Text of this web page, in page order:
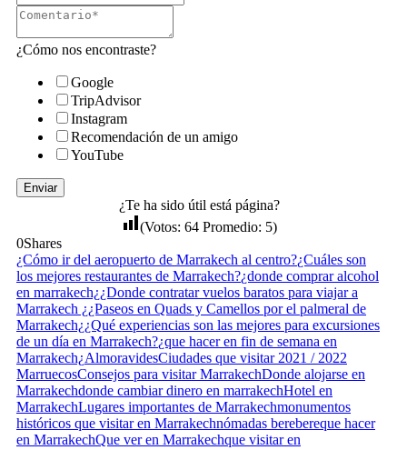
¿Cómo nos encontraste?
Google
TripAdvisor
Instagram
Recomendación de un amigo
YouTube
Enviar
¿Te ha sido útil está página?
(Votos: 64Promedio: 5)
0Shares
¿Cómo ir del aeropuerto de Marrakech al centro?¿Cuáles son
los mejores restaurantes de Marrakech?¿donde comprar alcohol
en marrakech¿¿Donde contratar vuelos baratos para viajar a
Marrakech ¿¿Paseos en Quads y Camellos por el palmeral de
Marrakech¿¿Qué experiencias son las mejores para excursiones
de un día en Marrakech?¿que hacer en fin de semana en
Marrakech¿AlmoravidesCiudades que visitar 2021 / 2022
MarruecosConsejos para visitar MarrakechDonde alojarse en
Marrakechdonde cambiar dinero en marrakechHotel en
MarrakechLugares importantes de Marrakechmonumentos
históricos que visitar en Marrakechnómadas berebereque hacer
en MarrakechQue ver en Marrakechque visitar en